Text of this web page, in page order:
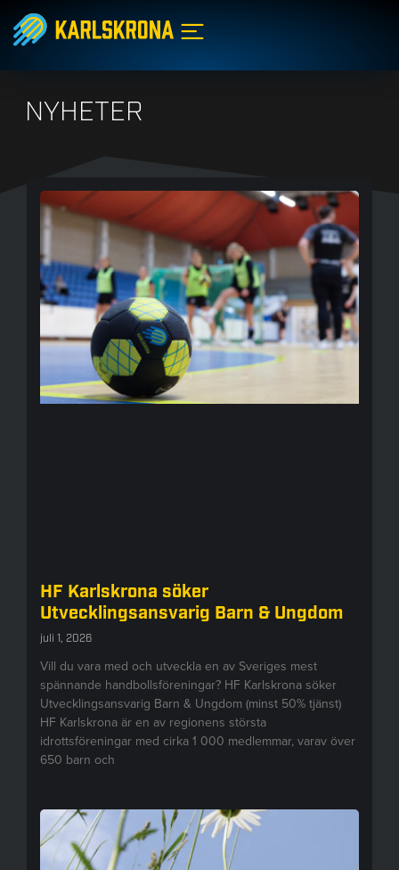
NYHETER
HF Karlskrona söker
Utvecklingsansvarig Barn & Ungdom
juli 1, 2026
Vill du vara med och utveckla en av Sveriges mest
spännande handbollsföreningar? HF Karlskrona söker
Utvecklingsansvarig Barn & Ungdom (minst 50% tjänst)
HF Karlskrona är en av regionens största
idrottsföreningar med cirka 1 000 medlemmar, varav över
650 barn och